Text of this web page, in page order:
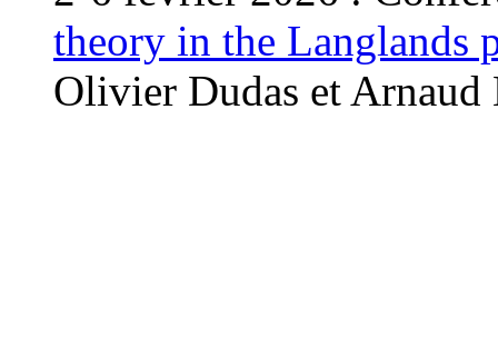
theory in the Langlands
Olivier Dudas et Arnaud